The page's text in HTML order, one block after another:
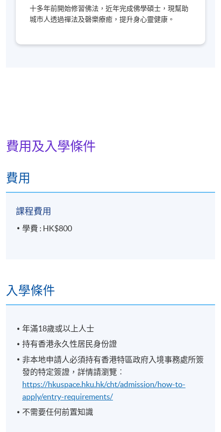
十多年前開始修習佛法，近年完成佛學碩士，現幫助
城市人透過禪法及磬樂療癒，提升身心靈健康。
費用及入學條件
費用
課程費用
學費 : HK$800
入學條件
年滿18歲或以上人士
持有香港永久性居民身份證
非本地申請人必須持有香港特區政府入境事務處所簽
發的特定簽證，詳情請瀏覽︰
https://hkuspace.hku.hk/cht/admission/how-to-
apply/entry-requirements/
不需要任何前置知識